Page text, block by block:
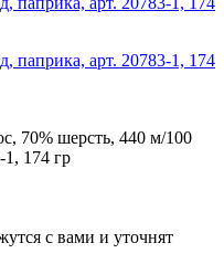
70% шерсть, 440 м/100
1, 174 гр
с вами и уточнят